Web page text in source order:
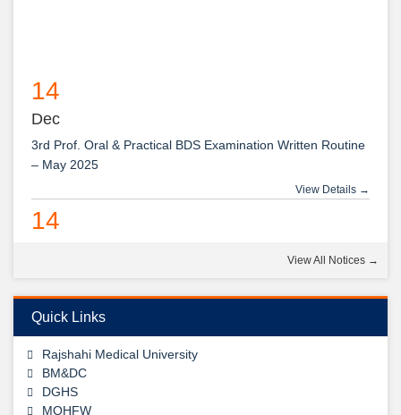
14
Dec
3rd Prof. Oral & Practical BDS Examination Written Routine
– May 2025
View Details →
14
09
Jul
1st, 2nd & 3rd Professional BDS Examination Written
View All Notices →
Quick Links
Rajshahi Medical University
BM&DC
DGHS
MOHFW